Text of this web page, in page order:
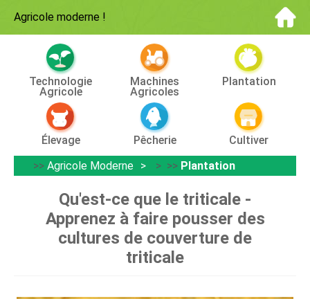
Agricole moderne !
Technologie
Agricole
Machines
Agricoles
Plantation
Élevage Pêcherie
Cultiver
>> Agricole Moderne > >> Plantation
Qu'est-ce que le triticale -
Apprenez à faire pousser des
cultures de couverture de
triticale